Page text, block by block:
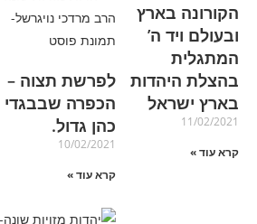
הקורונה בארץ
ובעולם ויד ה’
המתגלית
בהצלת היהדות
בארץ ישראל
11/02/2021
קרא עוד »
לפרשת תצוה –
הכפרה שבבגדי
כהן גדול.
10/02/2021
קרא עוד »